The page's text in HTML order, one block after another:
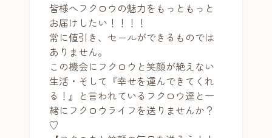
皆様へフクロウの魅力をもっともっと
お届けしたい！！！！
常に値引き、セールができるものでは
ありません。
この機会にフクロウと笑顔が絶えない
生活・そして『幸せを運んできてくれ
る！』と言われているフクロウ達と一
緒にフクロウライフを送りませんか？
♡